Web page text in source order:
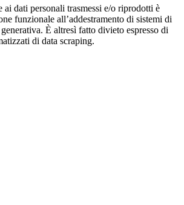
ai dati personali trasmessi e/o riprodotti è
funzionale all’addestramento di sistemi di
È altresì fatto divieto espresso di
di data scraping.